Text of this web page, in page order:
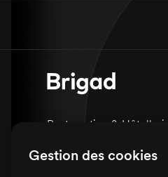
Restauration & Hôtellerie
Sanitaire & Médico-social
Gestion des cookies